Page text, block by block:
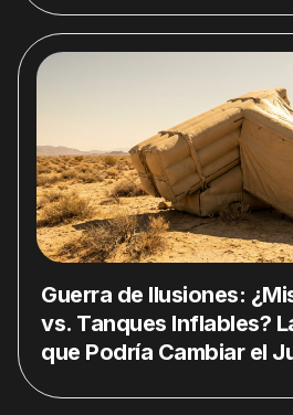
Guerra de Ilusiones:
vs. Tanques Inflables?
que Podría Cambiar el